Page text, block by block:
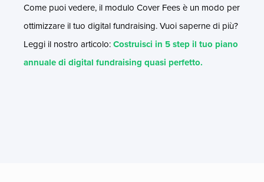
Come puoi vedere, il modulo Cover Fees è un modo per
ottimizzare il tuo digital fundraising. Vuoi saperne di più?
Leggi il nostro articolo:Costruisci in 5 step il tuo piano
annuale di digital fundraising quasi perfetto.